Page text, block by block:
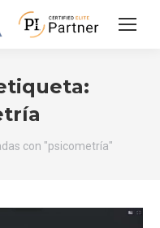
con "psicometría"